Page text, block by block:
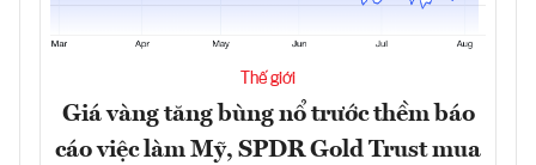
Thế giới
Giá vàng tăng bùng nổ trước thềm báo
cáo việc làm Mỹ, SPDR Gold Trust mua